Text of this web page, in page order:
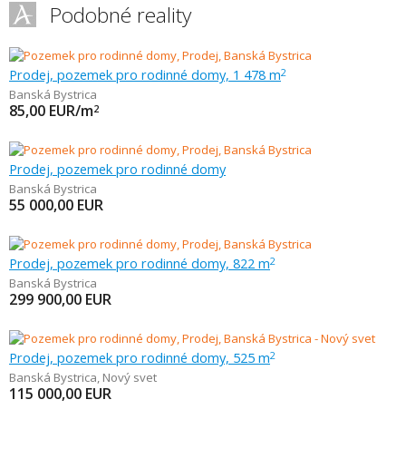
Podobné reality
Prodej, pozemek pro rodinné domy, 1 478 m2
Banská Bystrica
85,00 EUR/m2
Prodej, pozemek pro rodinné domy
Banská Bystrica
55 000,00 EUR
Prodej, pozemek pro rodinné domy, 822 m2
Banská Bystrica
299 900,00 EUR
Prodej, pozemek pro rodinné domy, 525 m2
Banská Bystrica, Nový svet
115 000,00 EUR